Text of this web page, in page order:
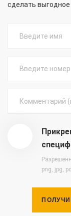
сделать
png, jpg,